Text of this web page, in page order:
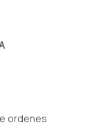
ordenes